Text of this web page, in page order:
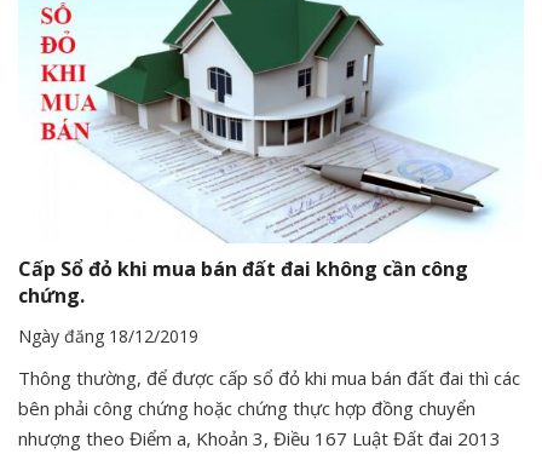
Cấp Sổ đỏ khi mua bán đất đai không cần công
chứng.
Ngày đăng 18/12/2019
Thông thường, để được cấp sổ đỏ khi mua bán đất đai thì các
bên phải công chứng hoặc chứng thực hợp đồng chuyển
nhượng theo Điểm a, Khoản 3, Điều 167 Luật Đất đai 2013